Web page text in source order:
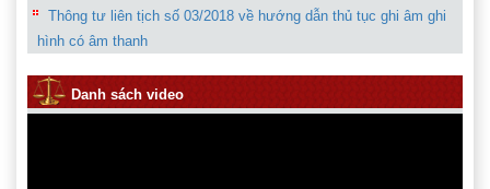
Thông tư liên tịch số 03/2018 về hướng dẫn thủ tục ghi âm ghi
hình có âm thanh
Danh sách video